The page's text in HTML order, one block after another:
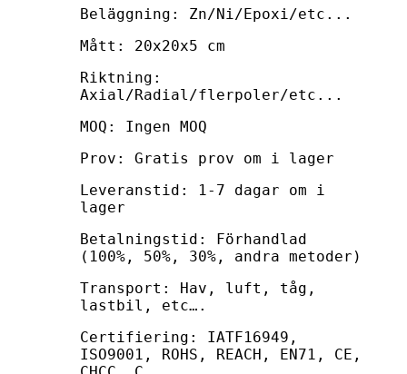
Beläggning: Zn/Ni/Epoxi/etc...
Mått: 20x20x5 cm
Riktning:
Axial/Radial/flerpoler/etc...
MOQ: Ingen MOQ
Prov: Gratis prov om i lager
Leveranstid: 1-7 dagar om i
lager
Betalningstid: Förhandlad
(100%, 50%, 30%, andra metoder)
Transport: Hav, luft, tåg,
lastbil, etc….
Certifiering: IATF16949,
ISO9001, ROHS, REACH, EN71, CE,